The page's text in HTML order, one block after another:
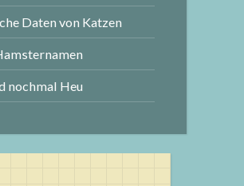
Daten von Katzen
nochmal Heu